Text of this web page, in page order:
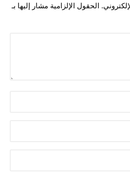
الحقول الإلزامية مشار إليها بـ